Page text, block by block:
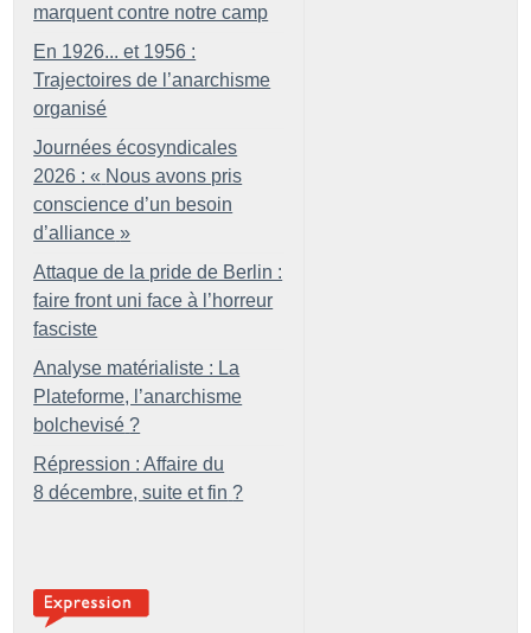
marquent contre notre camp
En 1926... et 1956 :
Trajectoires de l’anarchisme
organisé
Journées écosyndicales
2026 : « Nous avons pris
conscience d’un besoin
d’alliance »
Attaque de la pride de Berlin :
faire front uni face à l’horreur
fasciste
Analyse matérialiste : La
Plateforme, l’anarchisme
bolchevisé ?
Répression : Affaire du
8 décembre, suite et fin ?